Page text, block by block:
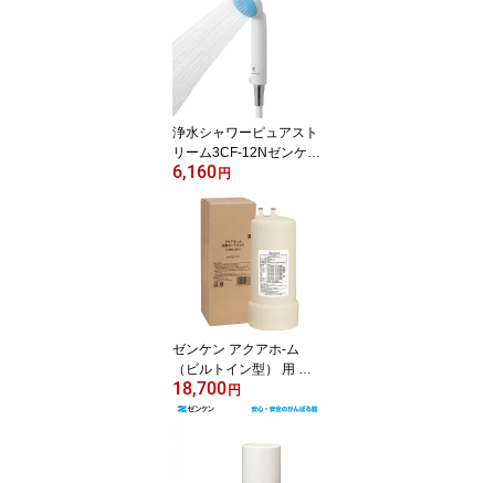
浄水シャワーピュアスト
リーム3CF-12Nゼンケン
正規取扱店【送料無料】
6,160円
ゼンケン アクアホ-ム
（ビルトイン型） 用 交
換 カートリッジC-KMD-
50-Z （旧品番 C-KMD-5
ゼンケン 正規取扱店他店
18,700円